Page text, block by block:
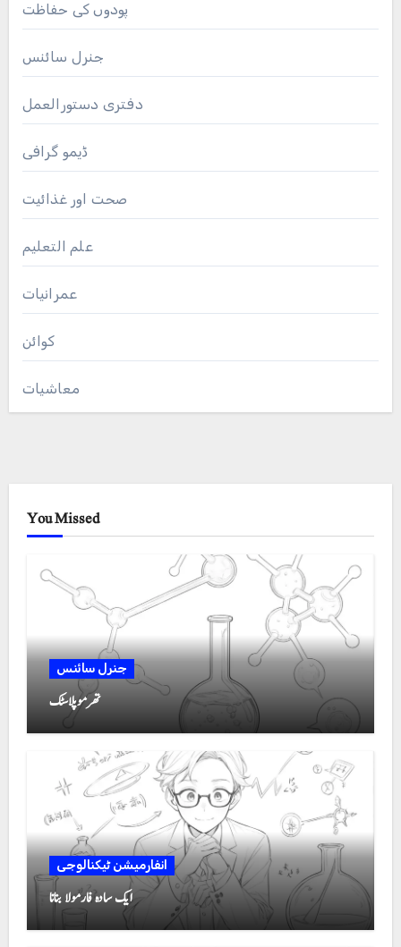
پودوں کی حفاظت
جنرل سائنس
دفتری دستورالعمل
ڈیمو گرافی
صحت اور غذائیت
علم التعلیم
عمرانیات
کوائن
معاشیات
You Missed
جنرل سائنس
تھرموپلاسٹک
انفارمیشن ٹیکنالوجی
ایک سادہ فارمولا بنانا